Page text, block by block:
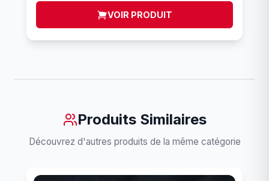
VOIR PRODUIT
Produits Similaires
Découvrez d'autres produits de la même catégorie